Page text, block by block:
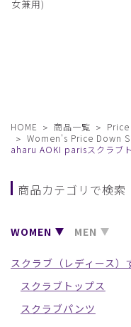
女兼用)
HOME 商品一覧
Women's Price Down
aharu AOKI parisスクラブ
商品カテゴリで検索
WOMEN MEN
スクラブ（レディース）
スクラブトップス
スクラブパンツ